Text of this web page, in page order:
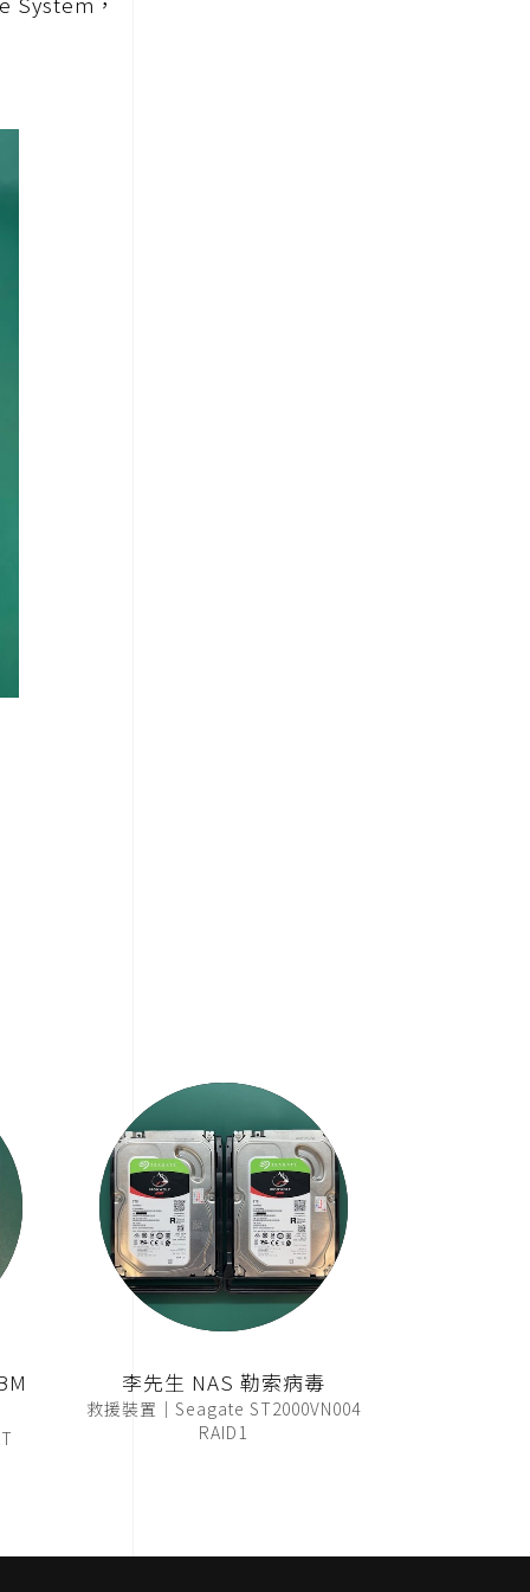
李先生 NAS 勒索病毒
救援裝置｜Seagate ST2000VN004
RAID1